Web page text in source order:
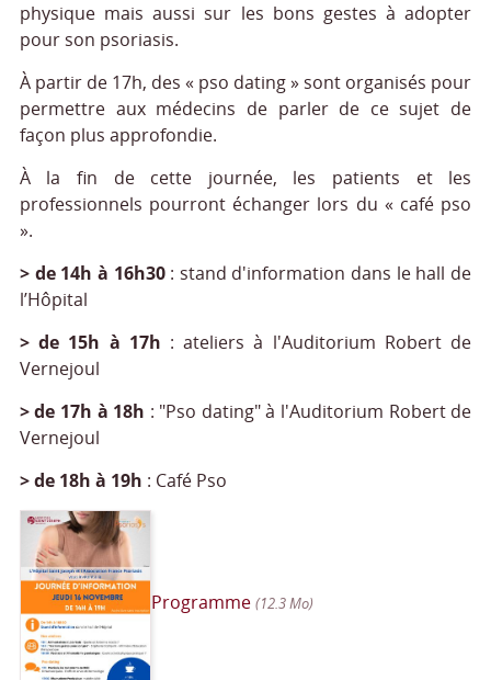
physique mais aussi sur les bons gestes à adopter
pour son psoriasis.
À partir de 17h, des « pso dating » sont organisés pour
permettre aux médecins de parler de ce sujet de
façon plus approfondie.
À la fin de cette journée, les patients et les
professionnels pourront échanger lors du « café pso
».
> de 14h à 16h30 : stand d'information dans le hall de
l’Hôpital
> de 15h à 17h : ateliers à l'Auditorium Robert de
Vernejoul
> de 17h à 18h : "Pso dating" à l'Auditorium Robert de
Vernejoul
> de 18h à 19h : Café Pso
Programme (12.3 Mo)